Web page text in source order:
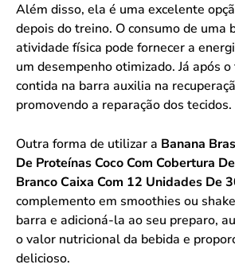
Além disso, ela é uma excelente
depois do treino. O consumo de uma
atividade física pode fornecer a
um desempenho otimizado. Já após
contida na barra auxilia na
promovendo a reparação dos tecidos.
Outra forma de utilizar a Banana
De Proteínas Coco Com Cobertura
Branco Caixa Com 12 Unidades De
complemento em smoothies ou
barra e adicioná-la ao seu preparo,
o valor nutricional da bebida e
delicioso.